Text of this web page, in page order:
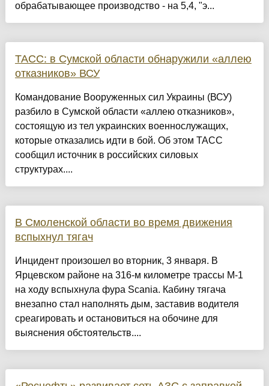
обрабатывающее производство - на 5,4, "э...
ТАСС: в Сумской области обнаружили «аллею
отказников» ВСУ
Командование Вооруженных сил Украины (ВСУ)
разбило в Сумской области «аллею отказников»,
состоящую из тел украинских военнослужащих,
которые отказались идти в бой. Об этом ТАСС
сообщил источник в российских силовых
структурах....
В Смоленской области во время движения
вспыхнул тягач
Инцидент произошел во вторник, 3 января. В
Ярцевском районе на 316-м километре трассы М-1
на ходу вспыхнула фура Scania. Кабину тягача
внезапно стал наполнять дым, заставив водителя
среагировать и остановиться на обочине для
выяснения обстоятельств....